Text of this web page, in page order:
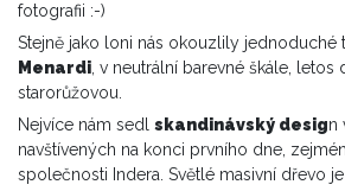
fotografii :-)
Stejně jako loni nás okouzlily jednoduché
Menardi, v neutrální barevné škále, letos
starorůžovou.
Nejvíce nám sedl skandinávský design
navštívených na konci prvního dne,
společnosti Indera. Světlé masivní dřevo je